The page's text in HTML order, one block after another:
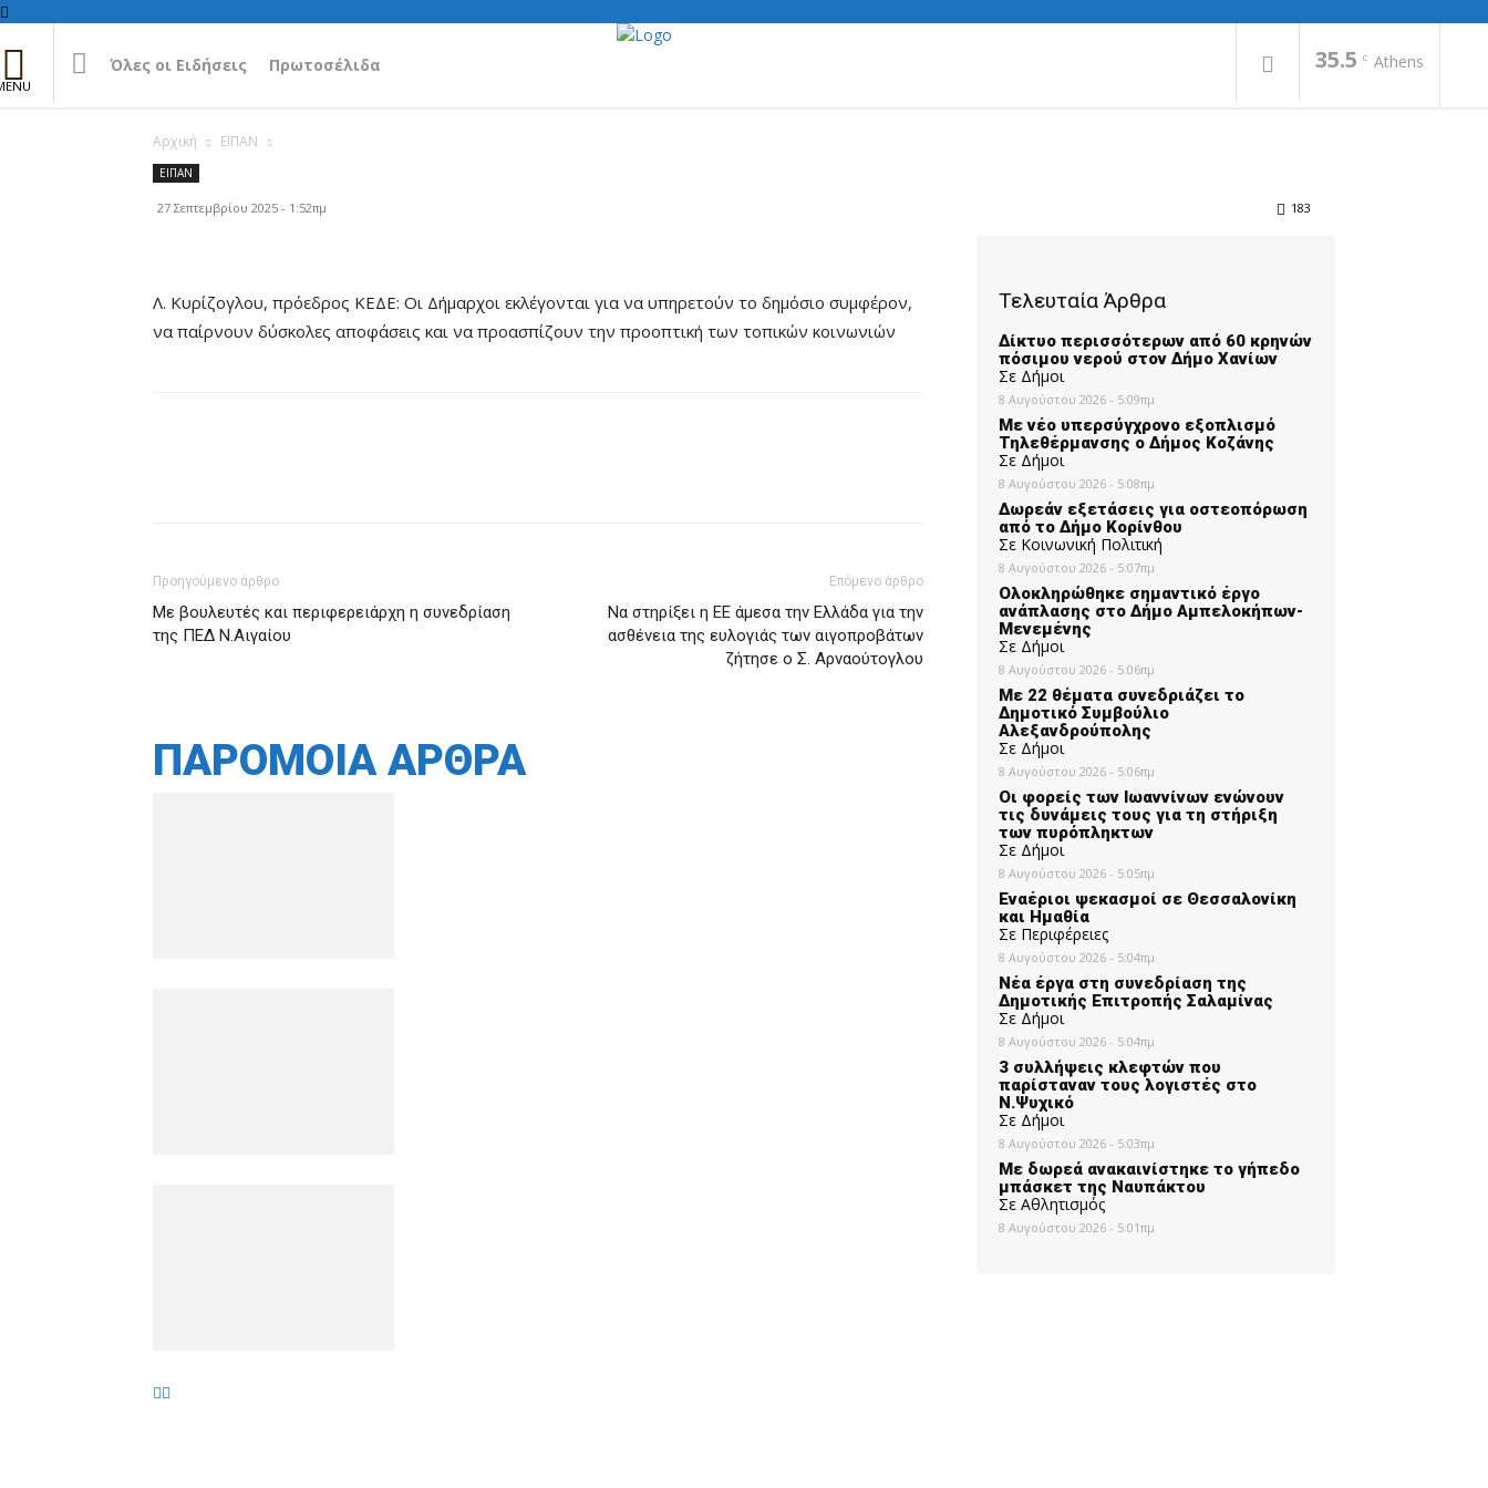
Όλες οι Ειδήσεις Πρωτοσέλιδα 35.5 C Athens
Αρχική ΕΙΠΑΝ
ΕΙΠΑΝ
27 Σεπτεμβρίου 2025 - 1:52πμ 183
Λ. Κυρίζογλου, πρόεδρος ΚΕΔΕ: Οι Δήμαρχοι εκλέγονται για να υπηρετούν το δημόσιο συμφέρον,
να παίρνουν δύσκολες αποφάσεις και να προασπίζουν την προοπτική των τοπικών κοινωνιών
Προηγούμενο άρθρο
Με βουλευτές και περιφερειάρχη η συνεδρίαση
της ΠΕΔ Ν.Αιγαίου
Επόμενο άρθρο
Να στηρίξει η ΕΕ άμεσα την Ελλάδα για την
ασθένεια της ευλογιάς των αιγοπροβάτων
ζήτησε ο Σ. Αρναούτογλου
ΠΑΡΟΜΟΙΑ ΑΡΘΡΑ
Τελευταία Άρθρα
Δίκτυο περισσότερων από 60 κρηνών
πόσιμου νερού στον Δήμο Χανίων
Σε Δήμοι
8 Αυγούστου 2026 - 5:09πμ
Με νέο υπερσύγχρονο εξοπλισμό
Τηλεθέρμανσης ο Δήμος Κοζάνης
Σε Δήμοι
8 Αυγούστου 2026 - 5:08πμ
Δωρεάν εξετάσεις για οστεοπόρωση
από το Δήμο Κορίνθου
Σε Κοινωνική Πολιτική
8 Αυγούστου 2026 - 5:07πμ
Ολοκληρώθηκε σημαντικό έργο
ανάπλασης στο Δήμο Αμπελοκήπων-
Μενεμένης
Σε Δήμοι
8 Αυγούστου 2026 - 5:06πμ
Με 22 θέματα συνεδριάζει το
Δημοτικό Συμβούλιο
Αλεξανδρούπολης
Σε Δήμοι
8 Αυγούστου 2026 - 5:06πμ
Οι φορείς των Ιωαννίνων ενώνουν
τις δυνάμεις τους για τη στήριξη
των πυρόπληκτων
Σε Δήμοι
8 Αυγούστου 2026 - 5:05πμ
Εναέριοι ψεκασμοί σε Θεσσαλονίκη
και Ημαθία
Σε Περιφέρειες
8 Αυγούστου 2026 - 5:04πμ
Νέα έργα στη συνεδρίαση της
Δημοτικής Επιτροπής Σαλαμίνας
Σε Δήμοι
8 Αυγούστου 2026 - 5:04πμ
3 συλλήψεις κλεφτών που
παρίσταναν τους λογιστές στο
Ν.Ψυχικό
Σε Δήμοι
8 Αυγούστου 2026 - 5:03πμ
Με δωρεά ανακαινίστηκε το γήπεδο
μπάσκετ της Ναυπάκτου
Σε Αθλητισμός
8 Αυγούστου 2026 - 5:01πμ